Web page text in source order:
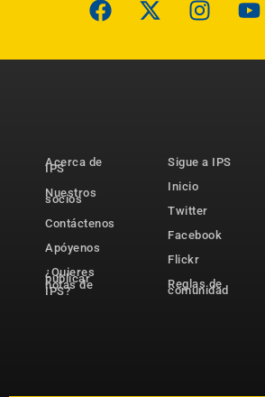
Acerca de
IPS
Nuestros
socios
Contáctenos
Apóyenos
¿Quieres
publicar
notas de
IPS?
Sigue a IPS
Inicio
Twitter
Facebook
Flickr
Reglas de
comunidad